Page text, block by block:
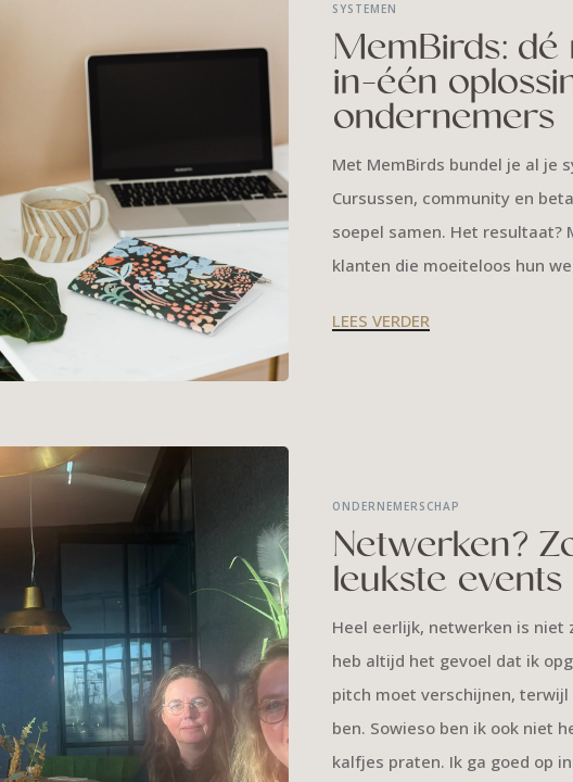
MemBirds:
in-één
ondernemers
SYSTEMEN
Met MemBirds bundel je al je
Cursussen, community en
soepel samen. Het resultaat?
klanten die moeiteloos hun
LEES VERDER
Netwerken?
leukste events
ONDERNEMERSCHAP
Heel eerlijk, netwerken is niet
heb altijd het gevoel dat ik
pitch moet verschijnen,
ben. Sowieso ben ik ook niet
kalfjes praten. Ik ga goed op